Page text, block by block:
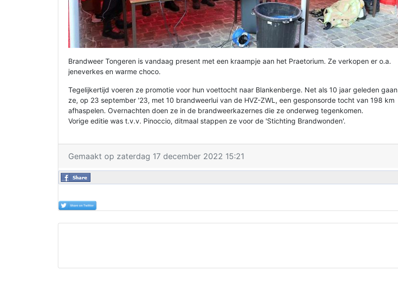
Brandweer Tongeren is vandaag present met een kraampje aan het Praetorium. Ze verkopen er o.a.
jeneverkes en warme choco.
Tegelijkertijd voeren ze promotie voor hun voettocht naar Blankenberge. Net als 10 jaar geleden gaan
ze, op 23 september '23, met 10 brandweerlui van de HVZ-ZWL, een gesponsorde tocht van 198 km
afhaspelen. Overnachten doen ze in de brandweerkazernes die ze onderweg tegenkomen.
Vorige editie was t.v.v. Pinoccio, ditmaal stappen ze voor de 'Stichting Brandwonden'.
Gemaakt op zaterdag 17 december 2022 15:21